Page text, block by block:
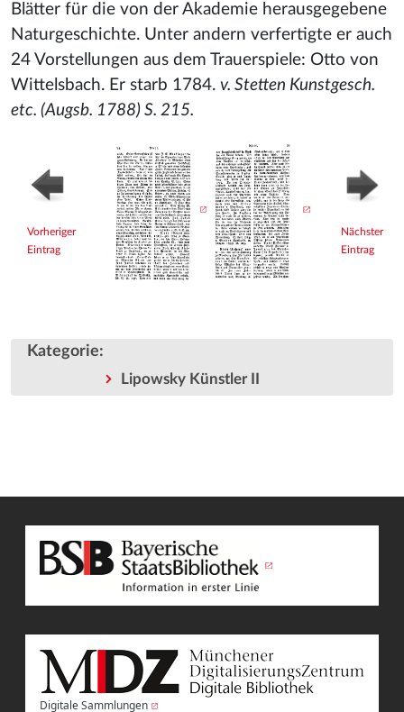
Blätter für die von der Akademie herausgegebene
Naturgeschichte. Unter andern verfertigte er auch
24 Vorstellungen aus dem Trauerspiele: Otto von
Wittelsbach. Er starb 1784. v. Stetten Kunstgesch.
etc. (Augsb. 1788) S. 215.
Vorheriger
Eintrag
Nächster
Eintrag
Kategorie:
Lipowsky Künstler II
Digitale Sammlungen